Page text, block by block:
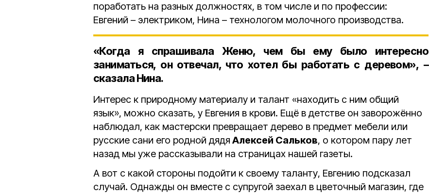
поработать на разных должностях, в том числе и по профессии:
Евгений – электриком, Нина – технологом молочного производства.
«Когда я спрашивала Женю, чем бы ему было интересно
заниматься, он отвечал, что хотел бы работать с деревом», –
сказала Нина.
Интерес к природному материалу и талант «находить с ним общий
язык», можно сказать, у Евгения в крови. Ещё в детстве он заворожённо
наблюдал, как мастерски превращает дерево в предмет мебели или
русские сани его родной дядя Алексей Сальков, о котором пару лет
назад мы уже рассказывали на страницах нашей газеты.
А вот с какой стороны подойти к своему таланту, Евгению подсказал
случай. Однажды он вместе с супругой заехал в цветочный магазин, где